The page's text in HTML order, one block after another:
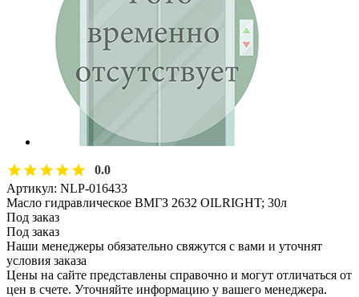
0.0
Артикул: NLP-016433
Масло гидравлическое ВМГЗ 2632 OILRIGHT; 30л
Под заказ
Под заказ
Наши менеджеры обязательно свяжутся с вами и уточнят
условия заказа
Цены на сайте представлены справочно и могут отличаться от
цен в счете. Уточняйте информацию у вашего менеджера.